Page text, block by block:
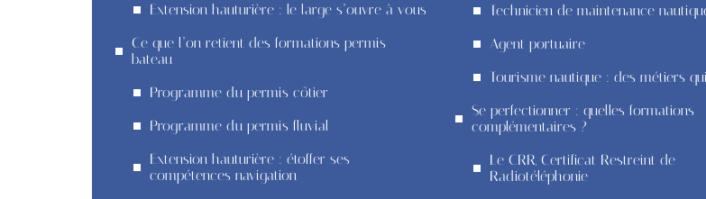
Extension hauturière : le large s’ouvre à vous
Ce que l’on retient des formations permis
bateau
Programme du permis côtier
Programme du permis fluvial
Extension hauturière : étoffer ses
compétences navigation
Technicien de maintenance
Agent portuaire
Tourisme nautique : des métiers
Se perfectionner : quelles formations
complémentaires ?
Le CRR, Certificat Restreint de
Radiotéléphonie